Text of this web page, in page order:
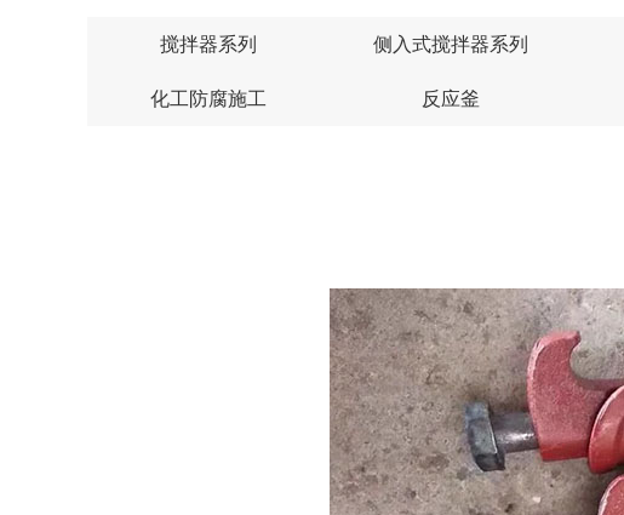
搅拌器系列 侧入式搅拌器系列
化工防腐施工 反应釜